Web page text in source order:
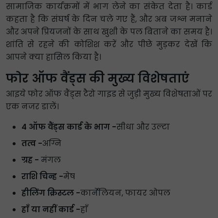
सामाजिक कार्यक्रमों में भाग लेने का संकेत देता है। कार्ड
कहता है कि संघर्ष के दिन चले गए हैं, और अब जश्न मनाने
और अपने प्रियजनों के साथ खुशी के पल बिताने का समय है।
शांति से रहने की कोशिश करें और पीछे मुड़कर देखें कि
आपने क्या हासिल किया है।
फोर ऑफ वैंड्स की मुख्य विशेषताएं
आइये फोर ऑफ वैंड्स टैरो गाइड से जुड़ी मुख्य विशेषताओं पर
एक नजर डालें।
4 ऑफ वैंड्स कार्ड के भाग -सीधा और उल्टा
तत्व -अग्नि
ग्रह - मंगल
राशि चिन्ह -मेष
हीलिंग क्रिस्टल -कार्नेलियन, फायर ओपल
हाँ या नहीं कार्ड -हाँ